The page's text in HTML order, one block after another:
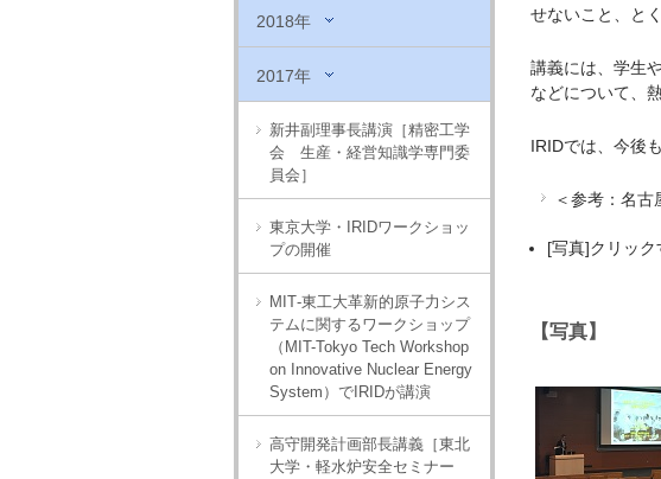
2018年
2017年
新井副理事長講演［精密工学
会 生産・経営知識学専門委
員会］
東京大学・IRIDワークショッ
プの開催
MIT‐東工大革新的原子力シス
テムに関するワークショップ
（MIT-Tokyo Tech Workshop
on Innovative Nuclear Energy
System）でIRIDが講演
高守開発計画部長講義［東北
大学・軽水炉安全セミナー
せないこと、と
講義には、学生
などについて、
IRIDでは、今後
＜参考：名古
[写真]クリック
【写真】